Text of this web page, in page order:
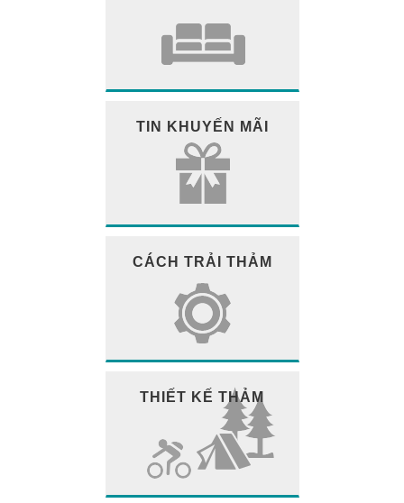
TIN KHUYẾN MÃI
CÁCH TRẢI THẢM
THIẾT KẾ THẢM